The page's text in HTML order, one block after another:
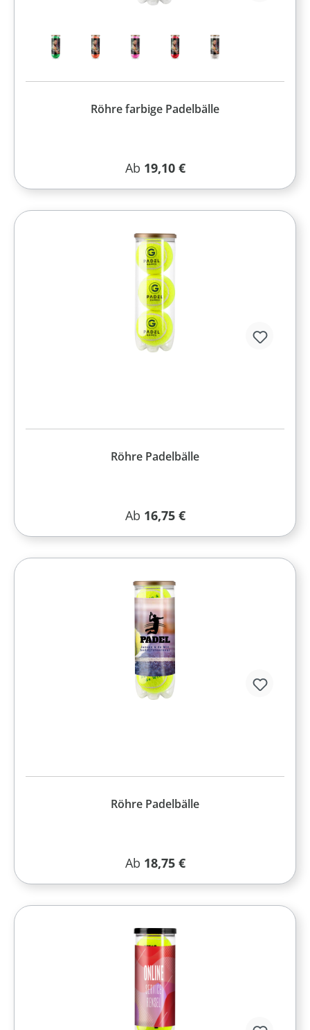
Röhre farbige Padelbälle
Regulärer Preis:
Ab 19,10 €
Röhre Padelbälle
Regulärer Preis:
Ab 16,75 €
Röhre Padelbälle
Regulärer Preis:
Ab 18,75 €